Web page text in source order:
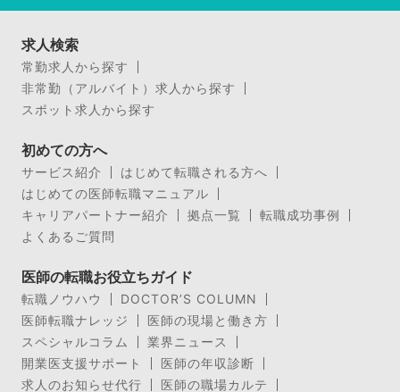
求人検索
常勤求人から探す
非常勤（アルバイト）求人から探す
スポット求人から探す
初めての方へ
サービス紹介
はじめて転職される方へ
はじめての医師転職マニュアル
キャリアパートナー紹介
拠点一覧
転職成功事例
よくあるご質問
医師の転職お役立ちガイド
転職ノウハウ
DOCTOR’S COLUMN
医師転職ナレッジ
医師の現場と働き方
スペシャルコラム
業界ニュース
開業医支援サポート
医師の年収診断
求人のお知らせ代行
医師の職場カルテ